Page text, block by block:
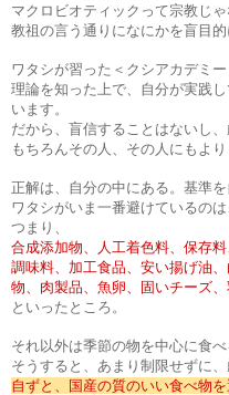
マクロビオティックって宗教じゃ
教祖の言う通りになにかを盲目
ワタシが習った＜クシアカデミ
理論を知った上で、自分が実践
います。
だから、盲信することはないし
もちろんその人、その人にもより
正解は、自分の中にある。基準を
ワタシがいま一番避けているのは
つまり、
合成添加物、人工着色料、保存
調味料、加工食品、安い揚げ油
物、肉製品、魚卵、固いチーズ
といったところ。
それ以外は季節の物を中心に食べ
そうすると、あまり制限せずに、
自ずと、国産の質のいい食べ物